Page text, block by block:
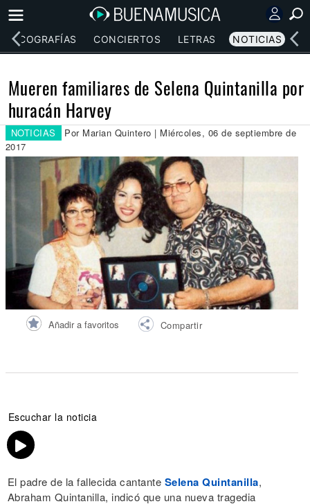
DISCOGRAFÍAS CONCIERTOS LETRAS NOTICIAS
Mueren familiares de Selena Quintanilla por
huracán Harvey
NOTICIAS
Por Marian Quintero | Miércoles, 06 de septiembre de
2017
Añadir a favoritos Compartir
Escuchar la noticia
El padre de la fallecida cantante Selena Quintanilla,
Abraham Quintanilla, indicó que una nueva tragedia